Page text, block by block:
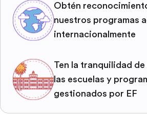
Obtén
nuestros programas
internacionalmente
Ten la tranquilidad
las escuelas y
gestionados por EF